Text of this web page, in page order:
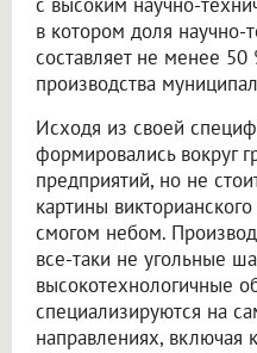
в котором доля научно-
составляет не менее
производства
Исходя из своей
формировались вокруг
предприятий, но не
картины
смогом небом.
все-таки не угольные
высокотехнологичные
специализируются на
направлениях, включая